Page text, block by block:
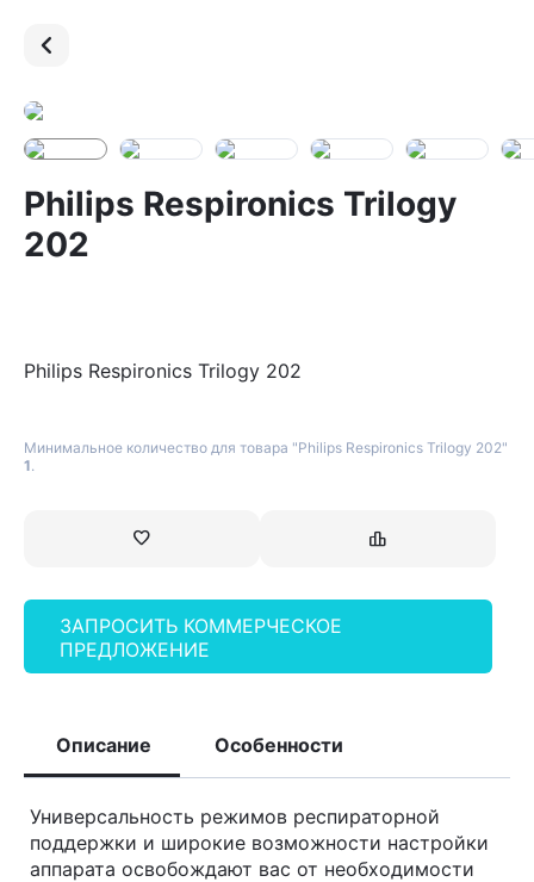
Philips Respironics Trilogy
202
Philips Respironics Trilogy 202
Минимальное количество для товара "Philips Respironics Trilogy 202"
1.
ЗАПРОСИТЬ КОММЕРЧЕСКОЕ
ПРЕДЛОЖЕНИЕ
Описание Особенности
Универсальность режимов респираторной
поддержки и широкие возможности настройки
аппарата освобождают вас от необходимости